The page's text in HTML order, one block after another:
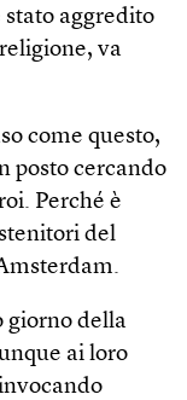
stato aggredito
va
come questo,
posto cercando
Perché è
del
giorno della
ai loro